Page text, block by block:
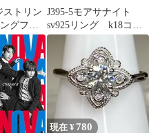
ストリン
グフリ
J395-5モアサナイト
sv925リング k18コー
ティング フリーサイ
現在 ¥ 780